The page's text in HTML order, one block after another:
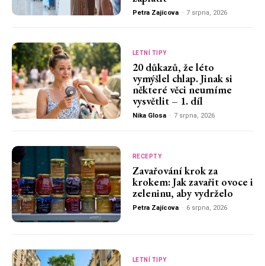
Petra Zajícova - 7 srpna, 2026
LETNÍ TIPY
20 důkazů, že léto
vymýšlel chlap. Jinak si
některé věci neumíme
vysvětlit – 1. díl
Nika Glosa - 7 srpna, 2026
RECEPTY
Zavařování krok za
krokem: Jak zavařit ovoce i
zeleninu, aby vydrželo
Petra Zajícova - 6 srpna, 2026
LETNÍ TIPY